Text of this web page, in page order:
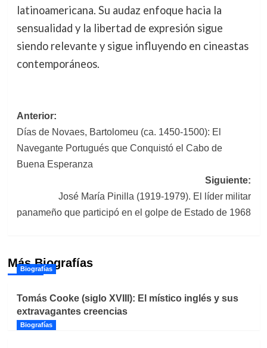
latinoamericana. Su audaz enfoque hacia la
sensualidad y la libertad de expresión sigue
siendo relevante y sigue influyendo en cineastas
contemporáneos.
Navegación
de
entradas
Anterior:
Días de Novaes, Bartolomeu (ca. 1450-1500): El
Navegante Portugués que Conquistó el Cabo de
Buena Esperanza
Siguiente:
José María Pinilla (1919-1979). El líder militar
panameño que participó en el golpe de Estado de 1968
Más Biografías
Biografías
Tomás Cooke (siglo XVIII): El místico inglés y sus
extravagantes creencias
Biografías